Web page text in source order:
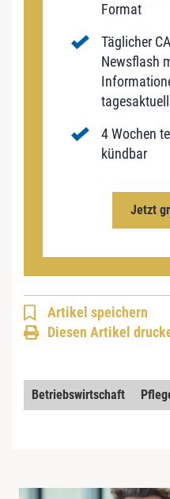
Format
Täglicher
Newsflash
tagesaktuell
4 Wochen
kündbar
Jetzt
Artikel speichern
Diesen Artikel
Betriebswirtschaft